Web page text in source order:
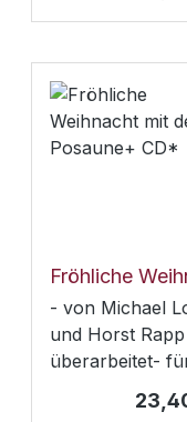
Stimmen
- von Michael
und Horst Rapp
überarbeitet-
Solo, Duette
Trio- mit